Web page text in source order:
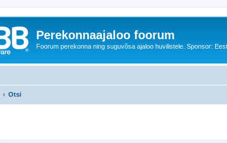
Perekonnaajaloo foorum
Foorum perekonna ning suguvõsa ajaloo huvilistele. Sponsor:
Otsi